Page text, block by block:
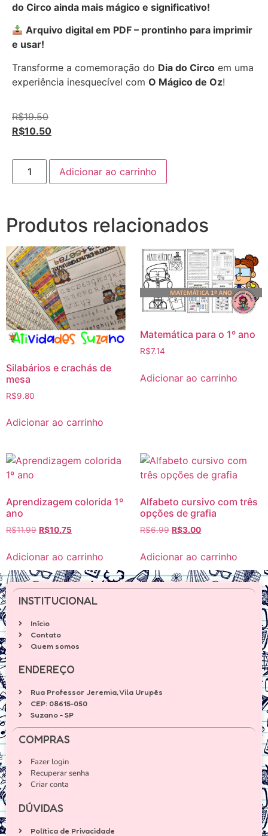
do Circo ainda mais mágico e significativo!
Arquivo digital em PDF – prontinho para imprimir
e usar!
Transforme a comemoração do Dia do Circo em uma
experiência inesquecível com O Mágico de Oz!
R$19.50
R$10.50
Adicionar ao carrinho
Produtos relacionados
Silabários e crachás de
mesa
R$9.80
Adicionar ao carrinho
Matemática para o 1º ano
R$7.14
Adicionar ao carrinho
Aprendizagem colorida 1º
ano
R$11.99 R$10.75
Adicionar ao carrinho
Alfabeto cursivo com três
opções de grafia
R$6.99 R$3.00
Adicionar ao carrinho
INSTITUCIONAL
Início
Contato
Quem somos
ENDEREÇO
Rua Professor Jeremia, Vila Urupês
CEP: 08615-050
Suzano - SP
COMPRAS
Fazer login
Recuperar senha
Criar conta
DÚVIDAS
Política de Privacidade